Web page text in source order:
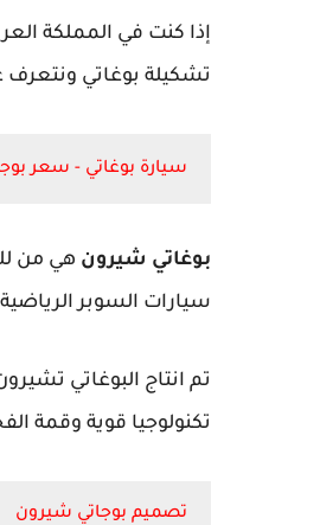
إذا كنت في المملكة
تشكيلة بوغاتي ونتعرف
سيارة بوغاتي - سعر بوجاتي شيرون
بوغاتي شيرون هي من
سيارات السوبر
تم انتاج البوغاتي
تكنولوجيا قوية وقمة
تصميم بوجاتي شيرون